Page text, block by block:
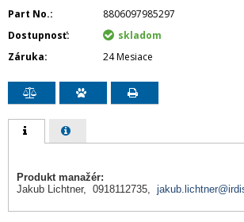
Part No.
8806097985297
Dostupnosť
skladom
Záruka
24 Mesiace
Produkt manažér:
Jakub Lichtner, 0918112735,